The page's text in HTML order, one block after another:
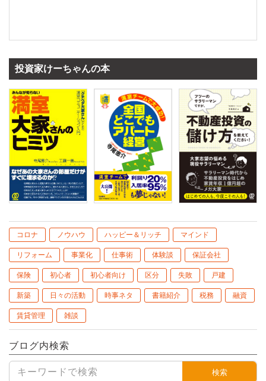
投資家けーちゃんの本
コロナ ノウハウ ハッピー＆リッチ マインド
リフォーム 事業化 仕事術 体験談 保証会社
保険 初心者 初心者向け 区分 失敗 戸建
新築 日々の活動 時事ネタ 書籍紹介 税務 融資
賃貸管理 雑談
ブログ内検索
検索